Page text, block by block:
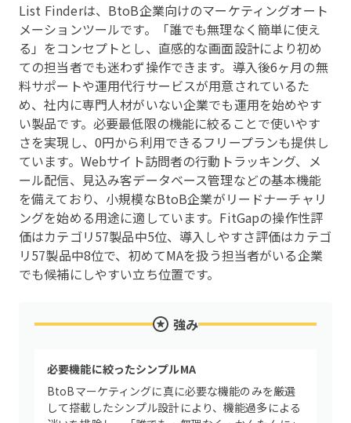
List Finderは、BtoB企業向けのマーケティングオート
メーションツールです。「誰でも無理なく簡単に使え
る」をコンセプトとし、直感的な画面設計により初め
ての担当者でも迷わず操作できます。導入後6ヶ月の無
料サポートや運用代行サービスが用意されているた
め、社内に専門人材がいない企業でも運用を始めやす
い製品です。必要最低限の機能に絞ることで使いやす
さを実現し、0円から利用できるフリープランも提供し
ています。Webサイト訪問者の行動トラッキング、メ
ール配信、見込み客データベース管理などの基本機能
を備えており、小規模なBtoB企業がリードナーチャリ
ングを始める用途に適しています。FitGapの操作性評
価はカテゴリ57製品中5位、導入しやすさ評価はカテゴ
リ57製品中8位で、初めてMAを扱う担当者がいる企業
でも候補にしやすい立ち位置です。
強み
必要機能に絞ったシンプルMA
BtoBマーケティングに真に必要な機能のみを厳選
して搭載したシンプル設計により、機能過多による